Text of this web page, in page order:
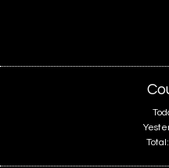
Total: